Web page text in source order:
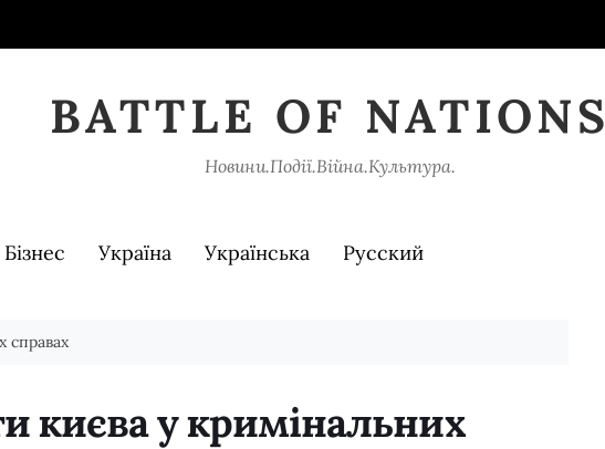
BATTLE OF NATIONS
Новини.Події.Війна.Культура.
Бізнес Україна Українська Русский
справах
києва у кримінальних